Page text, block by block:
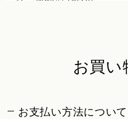
お買い
お支払い方法について